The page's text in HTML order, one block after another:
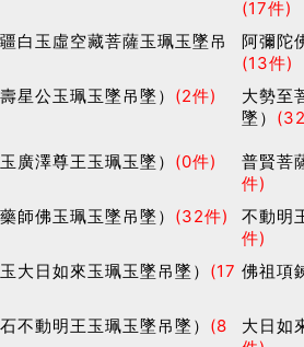
(17件)
白玉虛空藏菩薩玉珮玉墜吊
阿彌陀
(13件)
星公玉珮玉墜吊墜） (2件)
大勢至
墜）
廣澤尊王玉珮玉墜） (0件)
普賢菩
件)
師佛玉珮玉墜吊墜） (32件)
不動明
件)
大日如來玉珮玉墜吊墜） (17 佛祖項
不動明王玉珮玉墜吊墜） (8
大日如